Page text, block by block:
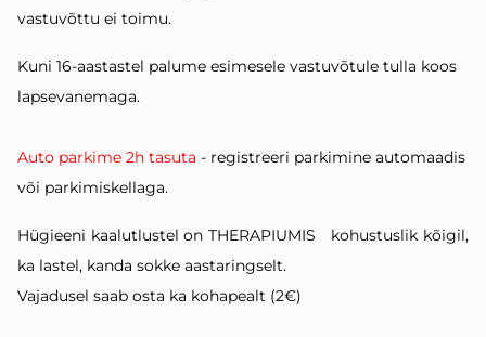
vastuvõttu ei toimu.
Kuni 16-aastastel palume esimesele vastuvõtule tulla koos
lapsevanemaga.
Auto parkime 2h tasuta - registreeri parkimine automaadis
või parkimiskellaga.
Hügieeni kaalutlustel on THERAPIUMIS kohustuslik kõigil,
ka lastel, kanda sokke aastaringselt.
Vajadusel saab osta ka kohapealt (2€)